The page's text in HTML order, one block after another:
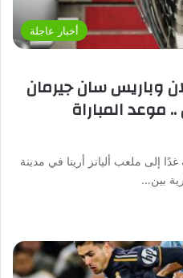
أخبار عاجلة
وباريس سان جيرمان
موعد المباراة
إلى ملعب أليانز أرينا في مدينة
بين…